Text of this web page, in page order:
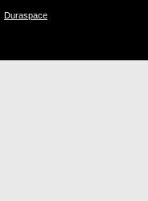
Duraspace